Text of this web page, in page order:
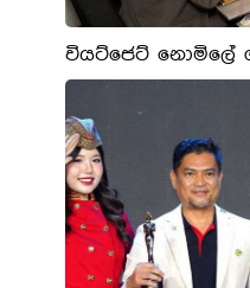
වියට්ජෙට් නොමිලේ